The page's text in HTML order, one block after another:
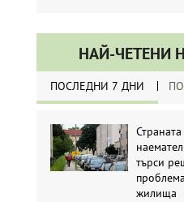
НАЙ-ЧЕТЕНИ
ПОСЛЕДНИ 7 ДНИ
търси
жилища